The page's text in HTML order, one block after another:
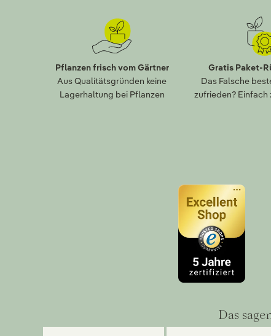
Pflanzen frisch vom Gärtner
Aus Qualitätsgründen keine
Lagerhaltung bei Pflanzen
Gratis Paket-
Das Falsche
zufrieden? Einfach
Das